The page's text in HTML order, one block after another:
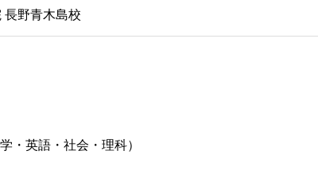
長野青木島校
・英語・社会・理科）